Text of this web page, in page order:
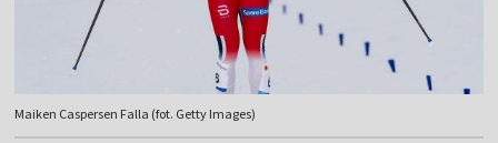
Maiken Caspersen Falla (fot. Getty Images)